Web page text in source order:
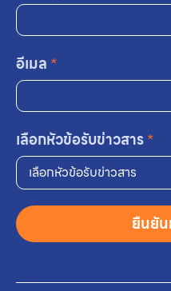
อีเมล *
เลือกหัวข้อรับข่าวสาร*
เลือกหัวข้อรับข่าวสาร
ยืนยั